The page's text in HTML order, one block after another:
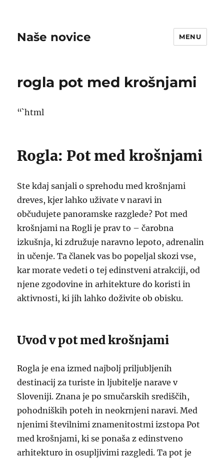
Naše novice MENU
rogla pot med krošnjami
“`html
Rogla: Pot med krošnjami
Ste kdaj sanjali o sprehodu med krošnjami
dreves, kjer lahko uživate v naravi in
občudujete panoramske razglede? Pot med
krošnjami na Rogli je prav to – čarobna
izkušnja, ki združuje naravno lepoto, adrenalin
in učenje. Ta članek vas bo popeljal skozi vse,
kar morate vedeti o tej edinstveni atrakciji, od
njene zgodovine in arhitekture do koristi in
aktivnosti, ki jih lahko doživite ob obisku.
Uvod v pot med krošnjami
Rogla je ena izmed najbolj priljubljenih
destinacij za turiste in ljubitelje narave v
Sloveniji. Znana je po smučarskih središčih,
pohodniških poteh in neokrnjeni naravi. Med
njenimi številnimi znamenitostmi izstopa Pot
med krošnjami, ki se ponaša z edinstveno
arhitekturo in osupljivimi razgledi. Ta pot je